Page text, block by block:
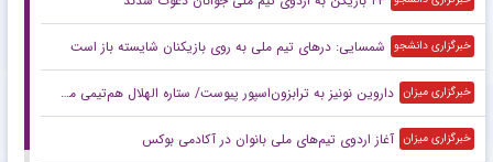
خبرگزاری دانشجو شمسایی: در‌های تیم ملی به روی بازیکنان شایسته باز است
خبرگزاری میزان داروین نونیز به ترابزون‌اسپور پیوست/ ستاره الهلال هم‌تیمی محمد صلاح شد
خبرگزاری میزان آغاز اردوی تیم‌های ملی بانوان در آکادمی بوکس